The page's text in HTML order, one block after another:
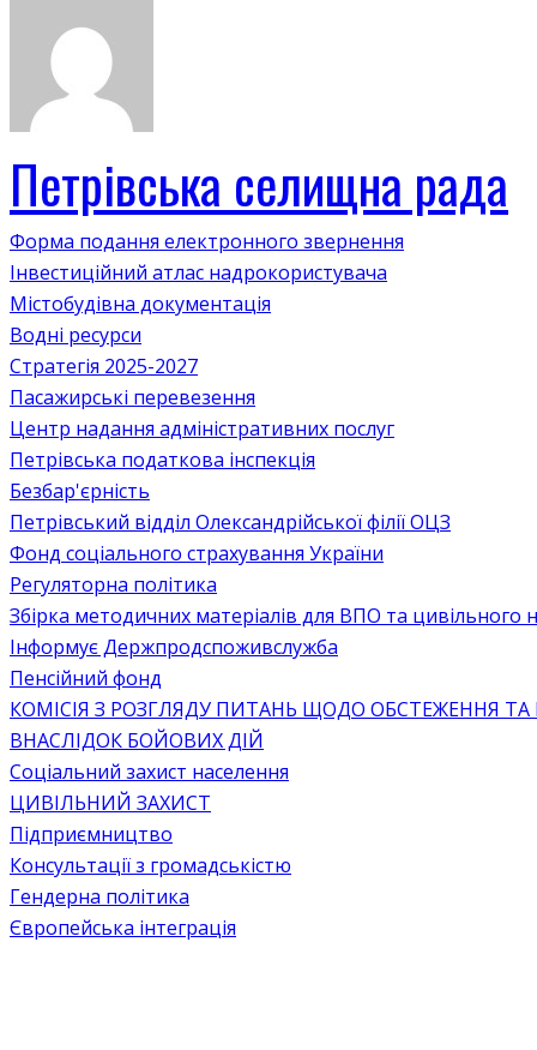
Петрівська селищна рада
Форма подання електронного звернення
Інвестиційний атлас надрокористувача
Містобудівна документація
Водні ресурси
Стратегія 2025-2027
Пасажирські перевезення
Центр надання адміністративних послуг
Петрівська податкова інспекція
Безбар'єрність
Петрівський відділ Олександрійської філії ОЦЗ
Фонд соціального страхування України
Регуляторна політика
Збірка методичних матеріалів для ВПО та цивільного
Інформує Держпродспоживслужба
Пенсійний фонд
КОМІСІЯ З РОЗГЛЯДУ ПИТАНЬ ЩОДО ОБСТЕЖЕННЯ
ВНАСЛІДОК БОЙОВИХ ДІЙ
Соціальний захист населення
ЦИВІЛЬНИЙ ЗАХИСТ
Підприємництво
Консультації з громадськістю
Гендерна політика
Європейська інтеграція